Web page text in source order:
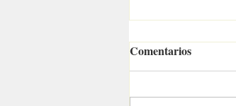
Comentarios